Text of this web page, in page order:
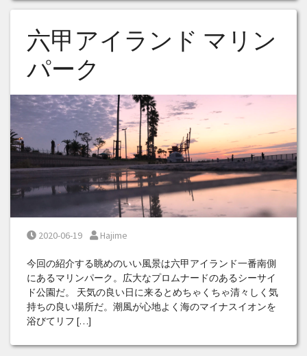
六甲アイランド マリン
パーク
Posted on
2020-06-19 Posted by
Hajime
今回の紹介する眺めのいい風景は六甲アイランド一番南側
にあるマリンパーク。広大なプロムナードのあるシーサイ
ド公園だ。 天気の良い日に来るとめちゃくちゃ清々しく気
持ちの良い場所だ。潮風が心地よく海のマイナスイオンを
浴びてリフ […]